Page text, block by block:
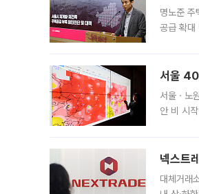
명노준 주
공급 확대
서울
서울ㆍ노
안 비 시
넥스트
대체거래